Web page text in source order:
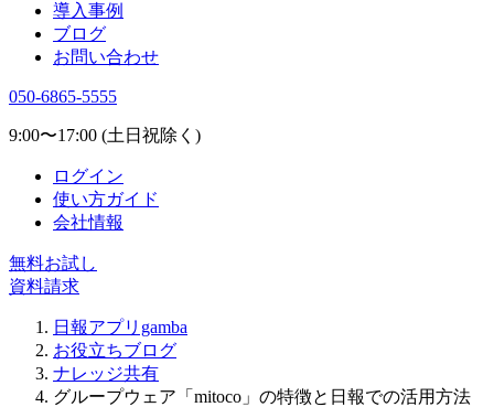
導入事例
ブログ
お問い合わせ
050-6865-5555
9:00〜17:00 (土日祝除く)
ログイン
使い方ガイド
会社情報
無料お試し
資料請求
日報アプリgamba
お役立ちブログ
ナレッジ共有
グループウェア「mitoco」の特徴と日報での活用方法